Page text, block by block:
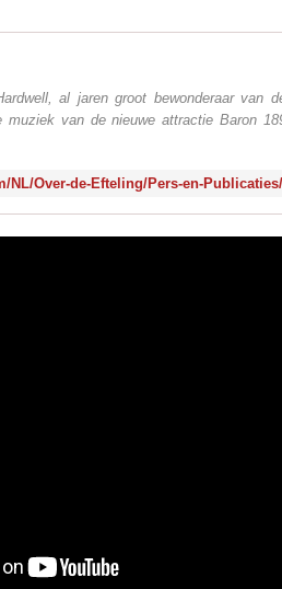
al jaren groot bewonderaar van
muziek van de nieuwe attractie Baron